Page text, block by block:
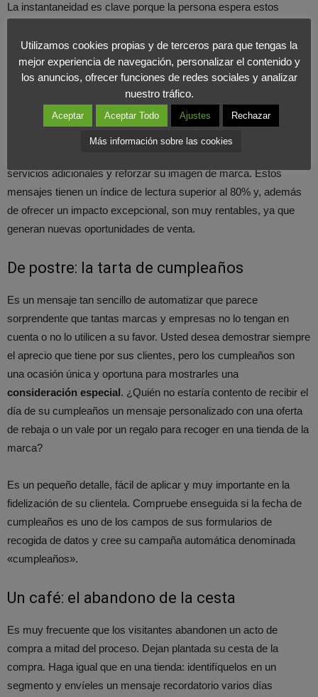
La instantaneidad es clave porque la persona espera estos
retomando el control de los mensajes de correo electrónico
transaccionales, que en demasiadas ocasiones se gestionan
mediante un servicio informático.
Aproveche este momento único para explotar estos mensajes de
notificación y marketing, integrar en ellos
ofertas
servicios adicionales y reforzar su imagen de marca. Estos
mensajes tienen un índice de lectura superior al 80% y, además
de ofrecer un impacto excepcional, son muy rentables, ya que
generan nuevas oportunidades de venta.
De postre: la tarta de cumpleaños
Es un mensaje tan sencillo de automatizar que parece
sorprendente que tantas marcas y empresas no lo tengan en
cuenta o no lo utilicen a su favor. Usted desea demostrar siempre
el aprecio que tiene por sus clientes, pero los cumpleaños son
una ocasión única y oportuna para mostrarles una
consideración especial. ¿Quién no estaría contento de recibir el
día de su cumpleaños un mensaje personalizado con una oferta
de rebaja o un vale por un regalo para recoger en una tienda de la
marca?
Es un pequeño detalle, fácil de aplicar y muy importante en la
fidelización de su clientela. Compruebe enseguida si la fecha de
cumpleaños es uno de los campos de sus formularios de
recogida de datos y cree su campaña automática denominada
«cumpleaños».
Un café: el abandono de la cesta
Es muy frecuente que los visitantes abandonen un acto de
compra a mitad del proceso. Dejan plantada su cesta de la
compra. Haga igual que en una tienda: identifíquelos en un
segmento y envíeles un mensaje recordatorio varios días
Utilizamos cookies propias y de terceros para que tengas la
mejor experiencia de navegación, personalizar el contenido y
los anuncios, ofrecer funciones de redes sociales y analizar
nuestro tráfico.
Aceptar Aceptar Todo Ajustes Rechazar
Más información sobre las cookies